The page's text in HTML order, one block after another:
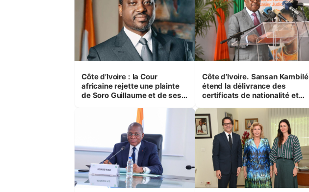
Côte d’Ivoire : la Cour
africaine rejette une plainte
de Soro Guillaume et de ses
Côte d’Ivoire. Sansan Kambilé
étend la délivrance des
certificats de nationalité et